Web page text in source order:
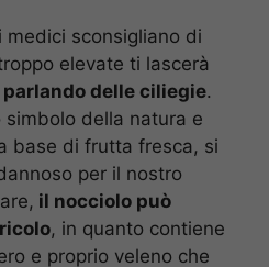
medici sconsigliano di
elevate ti lascerà
parlando delle ciliegie.
della natura e
base di frutta fresca, si
per il nostro
il nocciolo può
, in quanto contiene
e proprio veleno che